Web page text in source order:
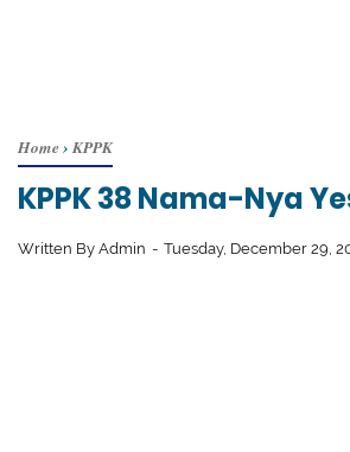
Home› KPPK
KPPK 38 Nama-Nya
Written By Admin Tuesday, December 29,